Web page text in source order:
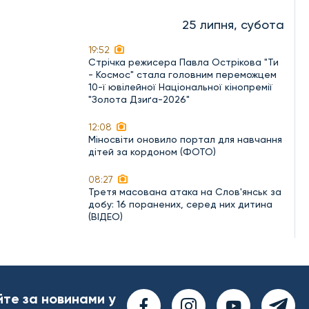
25 липня, субота
19:52
Стрічка режисера Павла Острікова "Ти
- Космос" стала головним переможцем
10-ї ювілейної Національної кінопремії
"Золота Дзиґа-2026"
12:08
Міносвіти оновило портал для навчання
дітей за кордоном (ФОТО)
08:27
Третя масована атака на Слов'янськ за
добу: 16 поранених, серед них дитина
(ВІДЕО)
за новинами у